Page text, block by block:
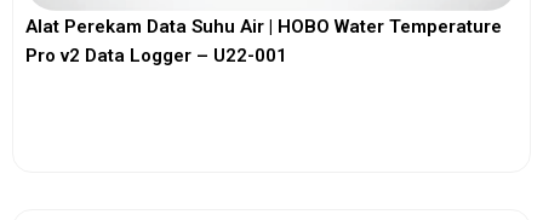
Alat Perekam Data Suhu Air | HOBO Water Temperature
Pro v2 Data Logger – U22-001